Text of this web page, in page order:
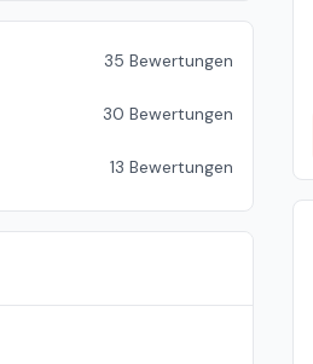
35 Bewertungen
30 Bewertungen
13 Bewertungen